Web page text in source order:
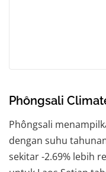
Phôngsali
Phôngsali
dengan suhu
sekitar -2.69% lebih